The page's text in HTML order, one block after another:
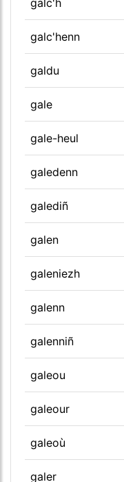
galc'henn
galdu
gale
gale-heul
galedenn
galediñ
galen
galeniezh
galenn
galenniñ
galeou
galeour
galeoù
galer